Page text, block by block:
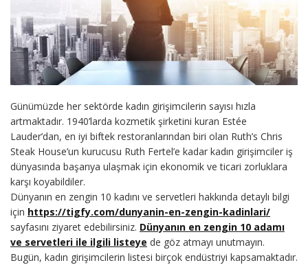
Günümüzde her sektörde kadın girişimcilerin sayısı hızla
artmaktadır. 1940’larda kozmetik şirketini kuran Estée
Lauder’dan, en iyi biftek restoranlarından biri olan Ruth’s Chris
Steak House’un kurucusu Ruth Fertel’e kadar kadın girişimciler iş
dünyasında başarıya ulaşmak için ekonomik ve ticari zorluklara
karşı koyabildiler.
Dünyanın en zengin 10 kadını ve servetleri hakkında detaylı bilgi
için https://tigfy.com/dunyanin-en-zengin-kadinlari/
sayfasını ziyaret edebilirsiniz. Dünyanın en zengin 10 adamı
ve servetleri ile ilgili listeye de göz atmayı unutmayın.
Bugün, kadın girişimcilerin listesi birçok endüstriyi kapsamaktadır.